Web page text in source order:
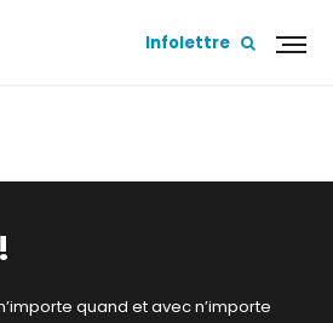
Infolettre
quand et avec n’importe